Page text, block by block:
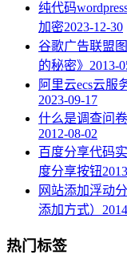
纯代码
加密2023-12-30
谷歌广告联盟
的秘密》 2013-
阿里云ecs云服
2023-09-17
什么是调查问
2012-08-02
百度分享代码
度分享按钮
网站添加浮动
添加方式）
热门标签